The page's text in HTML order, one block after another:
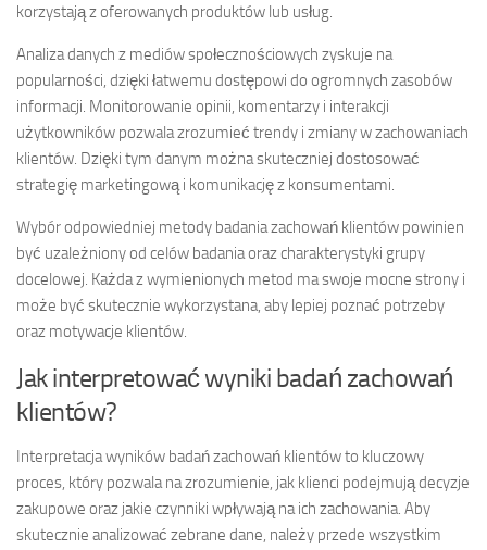
korzystają z oferowanych produktów lub usług.
Analiza danych z mediów społecznościowych zyskuje na
popularności, dzięki łatwemu dostępowi do ogromnych zasobów
informacji. Monitorowanie opinii, komentarzy i interakcji
użytkowników pozwala zrozumieć trendy i zmiany w zachowaniach
klientów. Dzięki tym danym można skuteczniej dostosować
strategię marketingową i komunikację z konsumentami.
Wybór odpowiedniej metody badania zachowań klientów powinien
być uzależniony od celów badania oraz charakterystyki grupy
docelowej. Każda z wymienionych metod ma swoje mocne strony i
może być skutecznie wykorzystana, aby lepiej poznać potrzeby
oraz motywacje klientów.
Jak interpretować wyniki badań zachowań
klientów?
Interpretacja wyników badań zachowań klientów to kluczowy
proces, który pozwala na zrozumienie, jak klienci podejmują decyzje
zakupowe oraz jakie czynniki wpływają na ich zachowania. Aby
skutecznie analizować zebrane dane, należy przede wszystkim